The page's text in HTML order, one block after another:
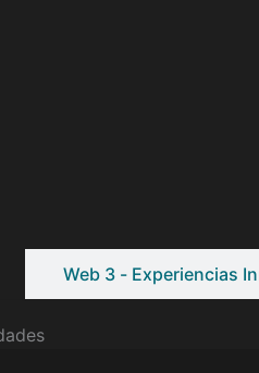
Web 3 - Experiencias